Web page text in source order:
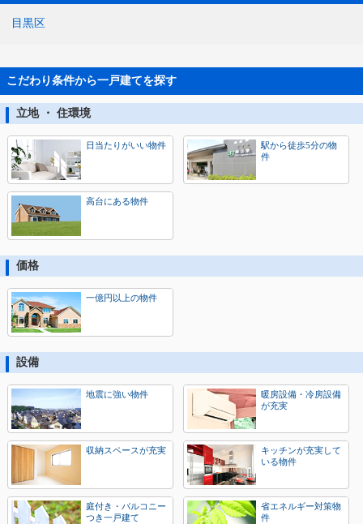
目黒区
こだわり条件から一戸建てを探す
立地 ・ 住環境
日当たりがいい物件
駅から徒歩5分の物
件
高台にある物件
価格
一億円以上の物件
設備
地震に強い物件
暖房設備・冷房設備
が充実
収納スペースが充実
キッチンが充実して
いる物件
庭付き・バルコニー
つき一戸建て
省エネルギー対策物
件